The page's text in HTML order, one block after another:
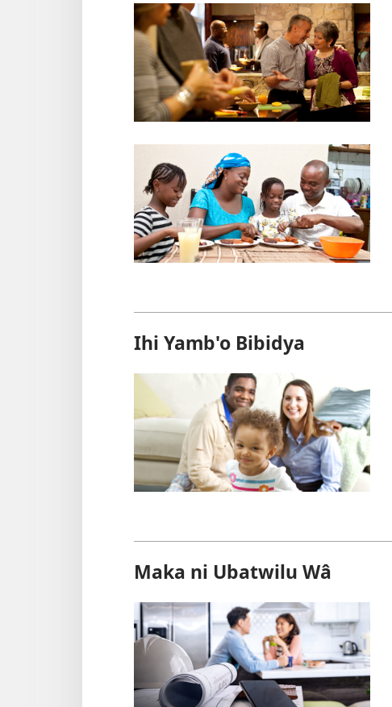
Ihi Yamb'o Bibidya
Maka ni Ubatwilu Wâ